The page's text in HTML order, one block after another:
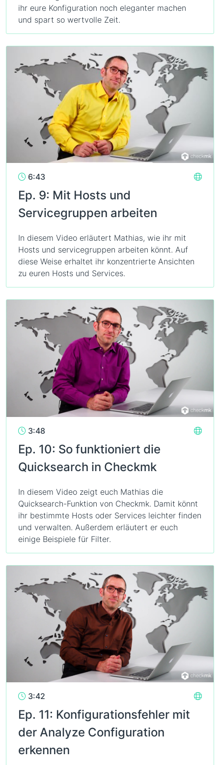
ihr eure Konfiguration noch eleganter machen
und spart so wertvolle Zeit.
6:43
Ep. 9: Mit Hosts und
Servicegruppen arbeiten
In diesem Video erläutert Mathias, wie ihr mit
Hosts und servicegruppen arbeiten könnt. Auf
diese Weise erhaltet ihr konzentrierte Ansichten
zu euren Hosts und Services.
3:48
Ep. 10: So funktioniert die
Quicksearch in Checkmk
In diesem Video zeigt euch Mathias die
Quicksearch-Funktion von Checkmk. Damit könnt
ihr bestimmte Hosts oder Services leichter finden
und verwalten. Außerdem erläutert er euch
einige Beispiele für Filter.
3:42
Ep. 11: Konfigurationsfehler mit
der Analyze Configuration
erkennen